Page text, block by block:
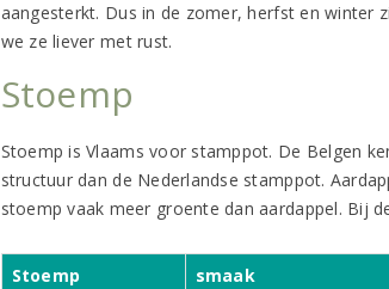
aangesterkt. Dus in de zomer, herfst en winter
we ze liever met rust.
Stoemp
Stoemp is Vlaams voor stamppot. De Belgen
structuur dan de Nederlandse stamppot.
stoemp vaak meer groente dan aardappel. Bij
Stoemp smaak